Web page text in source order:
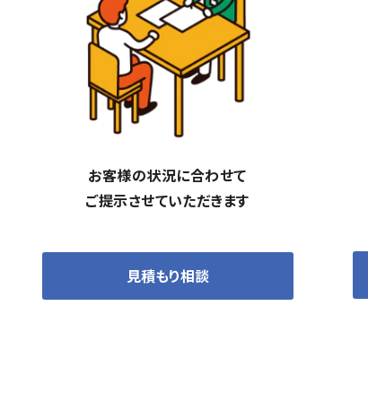
お客様の状況に合わせて
ご提示させていただきます
見積もり相談